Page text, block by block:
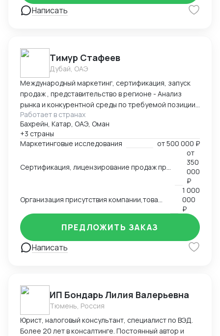
Написать
Тимур Стафеев
Дубай, ОАЭ
Международный маркетинг, сертификация, запуск
продаж , представительство в регионе - Анализ
рынка и конкурентной среды по требуемой позиции/
группе товаров, обзор и анализ цен, конкурирующих
брендов, конкурентов по группам, обзор трендов,
национальных особенностей и традиции, основных
груп потребителей на региональных рынках. swot
продукции, адоптация к условиям и требованиям
дистрибутов, партнеров - Представление интересов
Вашей компании в регионе
Работает в странах
Бахрейн, Катар, ОАЭ, Оман
+3 страны
Маркетинговые исследования
от500 000 ₽
от
350
000
₽
Организация присутствия компании,товаров, услуг на международном рынке, запуск продаж
1 000
000
₽
Написать
ПРЕДЛОЖИТЬ ЗАКАЗ
ИП Бондарь Лилия Валерьевна
Тюмень, Россия
Юрист, налоговый консультант, специалист по ВЭД.
Более 20 лет в консалтинге. Постоянный автор и